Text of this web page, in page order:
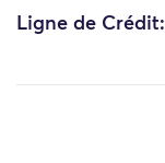
Ligne de Crédit: